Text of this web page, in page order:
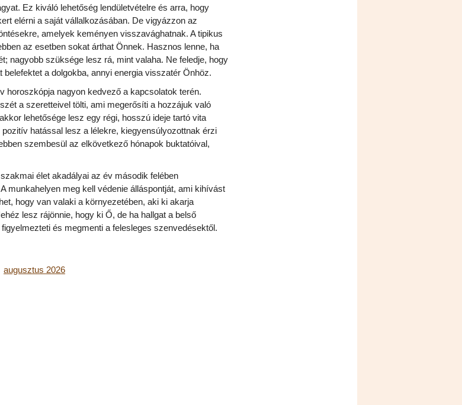
Ez kiváló lehetőség lendületvételre és arra, hogy
elérni a saját vállalkozásában. De vigyázzon az
amelyek keményen visszavághatnak. A tipikus
az esetben sokat árthat Önnek. Hasznos lenne, ha
nagyobb szüksége lesz rá, mint valaha. Ne feledje, hogy
belefektet a dolgokba, annyi energia visszatér Önhöz.
horoszkópja nagyon kedvező a kapcsolatok terén.
a szeretteivel tölti, ami megerősíti a hozzájuk való
lehetősége lesz egy régi, hosszú ideje tartó vita
hatással lesz a lélekre, kiegyensúlyozottnak érzi
szembesül az elkövetkező hónapok buktatóival,
élet akadályai az év második felében
munkahelyen meg kell védenie álláspontját, ami kihívást
hogy van valaki a környezetében, aki ki akarja
lesz rájönnie, hogy ki Ő, de ha hallgat a belső
figyelmezteti és megmenti a felesleges szenvedésektől.
augusztus 2026